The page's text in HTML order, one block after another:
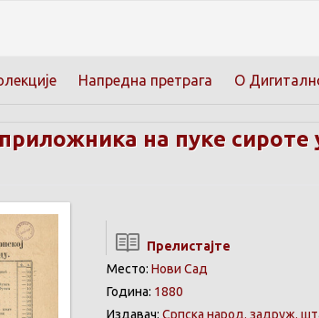
Напредна претрага О
на пуке сироте
Прелистајте
Место: Нови Сад
Година: 1880
Издавач: Српска народ. задруж.